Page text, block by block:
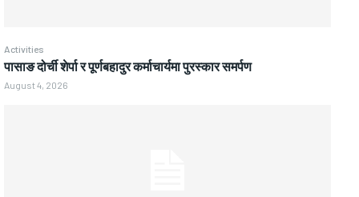
Activities
पासाङ दोर्ची शेर्पा र पूर्णबहादुर कर्माचार्यमा पुरस्कार समर्पण
August 4, 2026